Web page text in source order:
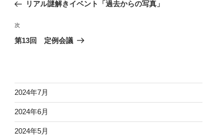
ナ
ビ
ゲ
ン
稿
リアル謎解きイベント「過去からの写真」
次
の
次
第13回 定例会議
2024年7月
2024年6月
2024年5月